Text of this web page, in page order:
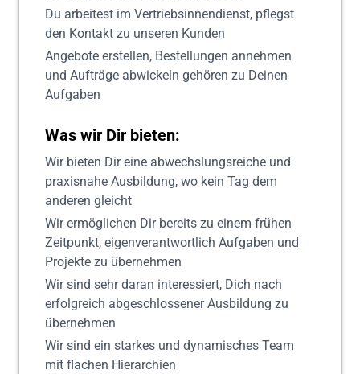
Du arbeitest im Vertriebsinnendienst, pflegst
den Kontakt zu unseren Kunden
Angebote erstellen, Bestellungen annehmen
und Aufträge abwickeln gehören zu Deinen
Aufgaben
Was wir Dir bieten:
Wir bieten Dir eine abwechslungsreiche und
praxisnahe Ausbildung, wo kein Tag dem
anderen gleicht
Wir ermöglichen Dir bereits zu einem frühen
Zeitpunkt, eigenverantwortlich Aufgaben und
Projekte zu übernehmen
Wir sind sehr daran interessiert, Dich nach
erfolgreich abgeschlossener Ausbildung zu
übernehmen
Wir sind ein starkes und dynamisches Team
mit flachen Hierarchien